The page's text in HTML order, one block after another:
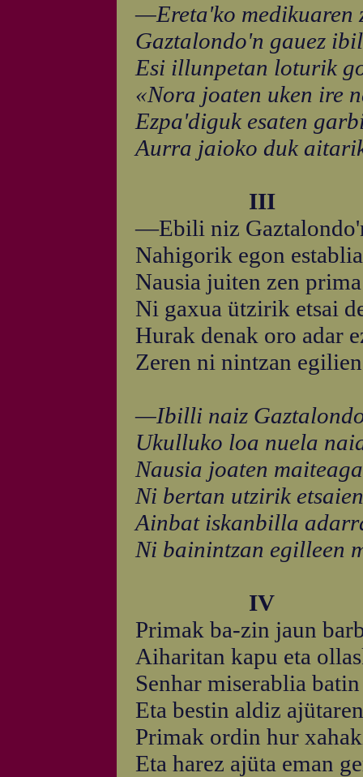
—Ereta'ko medikuaren
Gaztalondo'n gauez
Esi illunpetan loturik
«Nora joaten uken ire
Ezpa'diguk esaten
Aurra jaioko duk
III
—Ebili niz
Nahigorik egon
Nausia juiten zen
Ni gaxua ützirik etsai
Hurak denak oro adar
Zeren ni nintzan
—Ibilli naiz
Ukulluko loa nuela
Nausia joaten
Ni bertan utzirik
Ainbat iskanbilla
Ni bainintzan egilleen
IV
Primak ba-zin jaun
Aiharitan kapu eta
Senhar miserablia
Eta bestin aldiz
Primak ordin hur
Eta harez ajüta eman